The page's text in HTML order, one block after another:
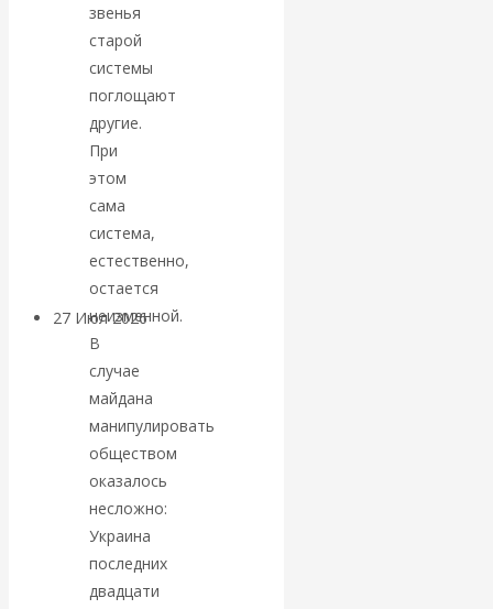
Валентин
Катасонов.
«Мировые
ростовщики»:
вчера и сегодня
27 Июл 2026Мировая
валютная система
Валентин
КАтасонов.
«МЕТОД
ОТМЫВАНИЯ
звенья
старой
системы
поглощают
другие.
При
этом
сама
система,
естественно,
остается
неизменной.
В
случае
майдана
манипулировать
обществом
оказалось
несложно:
Украина
последних
двадцати